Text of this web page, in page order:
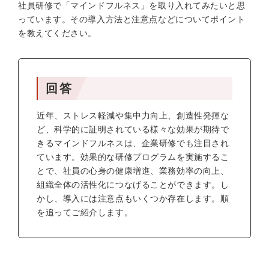
社員研修で「マインドフルネス」を取り入れてみたいと思
っています。その導入方法と注意点などについてポイント
を教えてください。
回答
近年、ストレス軽減や集中力向上、創造性発揮な
ど、科学的に証明されている様々な効果が期待で
きるマインドフルネスは、企業研修でも注目され
ています。効果的な研修プログラムを実施するこ
とで、社員の心身の健康増進、業務効率の向上、
組織全体の活性化につなげることができます。し
かし、導入には注意点もいくつか存在します。順
を追ってご紹介します。